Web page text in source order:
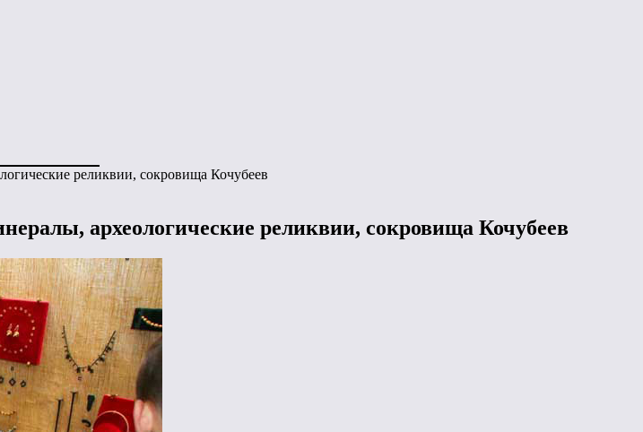
реликвии, сокровища Кочубеев
археологические реликвии, сокровища Кочубеев